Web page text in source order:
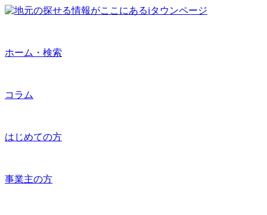
ホーム・検索
コラム
はじめての方
事業主の方